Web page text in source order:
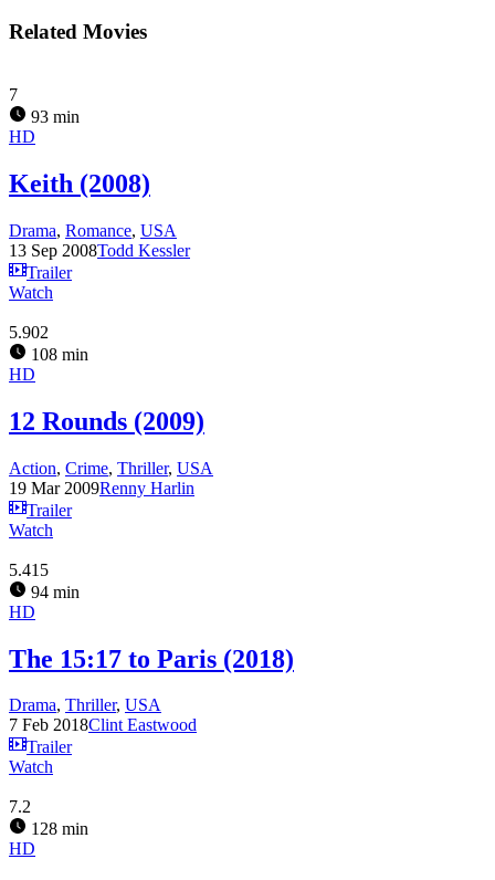
Related Movies
7
93 min
HD
Keith (2008)
Drama, Romance, USA
13 Sep 2008Todd Kessler
Trailer
Watch
5.902
108 min
HD
12 Rounds (2009)
Action, Crime, Thriller, USA
19 Mar 2009Renny Harlin
Trailer
Watch
5.415
94 min
HD
The 15:17 to Paris (2018)
Drama, Thriller, USA
7 Feb 2018Clint Eastwood
Trailer
Watch
7.2
128 min
HD